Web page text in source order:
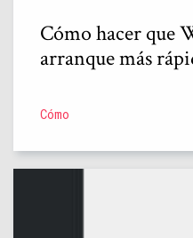
Cómo hacer que
arranque más
Cómo